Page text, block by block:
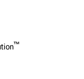
™